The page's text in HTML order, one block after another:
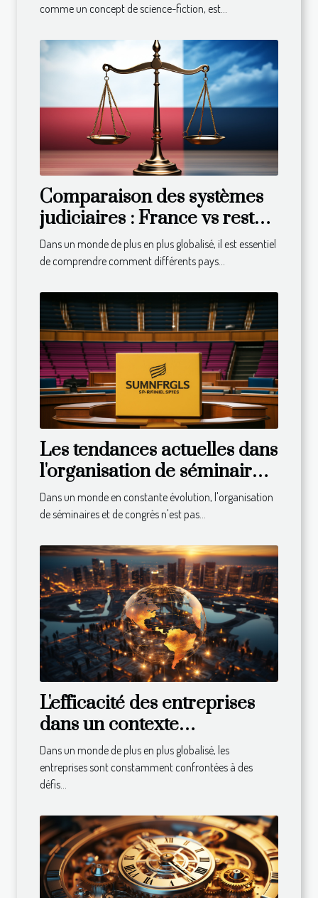
comme un concept de science-fiction, est...
Comparaison des systèmes
judiciaires : France vs reste
du monde
Dans un monde de plus en plus globalisé, il est essentiel
de comprendre comment différents pays...
Les tendances actuelles dans
l'organisation de séminaires
et congrès
Dans un monde en constante évolution, l'organisation
de séminaires et de congrès n'est pas...
L'efficacité des entreprises
dans un contexte
international : défis et
solutions
Dans un monde de plus en plus globalisé, les
entreprises sont constamment confrontées à des
défis...